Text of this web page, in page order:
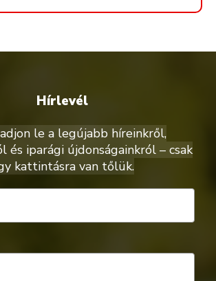
Hírlevél
le a legújabb híreinkről,
és iparági újdonságainkról – csak
kattintásra van tőlük.